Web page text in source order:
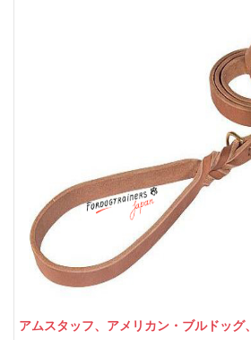
アムスタッフ、 アメリカン・ブルドッグ、